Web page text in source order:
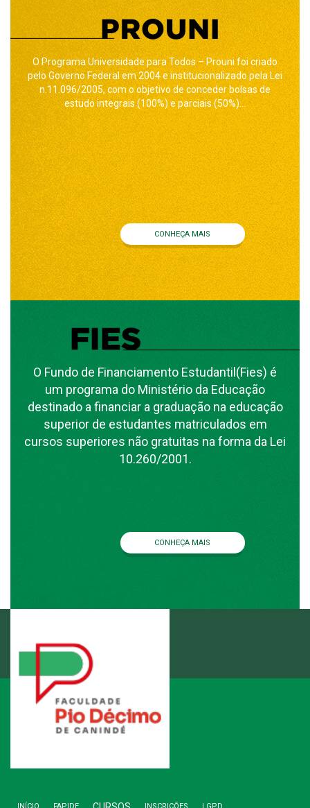
O Programa Universidade para Todos – Prouni foi criado
pelo Governo Federal em 2004 e institucionalizado pela Lei
n.11.096/2005, com o objetivo de conceder bolsas de
estudo integrais (100%) e parciais (50%)...
CONHEÇA MAIS
O Fundo de Financiamento Estudantil(Fies) é
um programa do Ministério da Educação
destinado a financiar a graduação na educação
superior de estudantes matriculados em
cursos superiores não gratuitas na forma da Lei
10.260/2001.
CONHEÇA MAIS
3346.1892